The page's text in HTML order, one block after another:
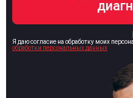
Я даю согласие на обработку моих
обработки персональных данных